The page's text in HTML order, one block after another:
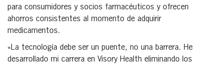
para consumidores y socios farmacéuticos y ofrecen
ahorros consistentes al momento de adquirir
medicamentos.
«La tecnología debe ser un puente, no una barrera. He
desarrollado mi carrera en Visory Health eliminando los